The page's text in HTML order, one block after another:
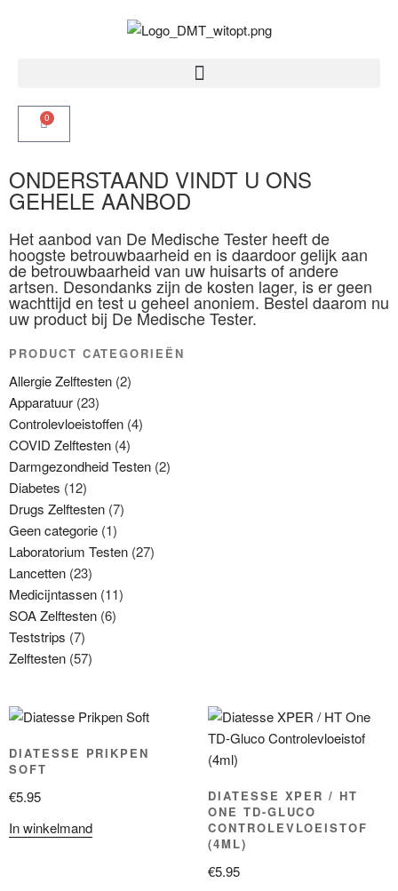
0
ONDERSTAAND VINDT U ONS
GEHELE AANBOD
Het aanbod van De Medische Tester heeft de
hoogste betrouwbaarheid en is daardoor gelijk aan
de betrouwbaarheid van uw huisarts of andere
artsen. Desondanks zijn de kosten lager, is er geen
wachttijd en test u geheel anoniem. Bestel daarom nu
uw product bij De Medische Tester.
PRODUCT CATEGORIEËN
Allergie Zelftesten (2)
Apparatuur (23)
Controlevloeistoffen (4)
COVID Zelftesten (4)
Darmgezondheid Testen (2)
Diabetes (12)
Drugs Zelftesten (7)
Geen categorie (1)
Laboratorium Testen (27)
Lancetten (23)
Medicijntassen (11)
SOA Zelftesten (6)
Teststrips (7)
Zelftesten (57)
DIATESSE PRIKPEN
SOFT
€5.95
In winkelmand
DIATESSE XPER / HT
ONE TD-GLUCO
CONTROLEVLOEISTOF
(4ML)
€5.95